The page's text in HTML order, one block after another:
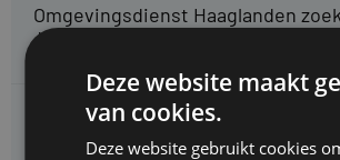
Omgevingsdienst Haaglanden
Jurist Omgevingsrecht (faunabeheer)
Enexis zoekt een
Rentmeester midden- en hoogspanning
Deze website maakt
van cookies.
Deze website gebruikt cookies